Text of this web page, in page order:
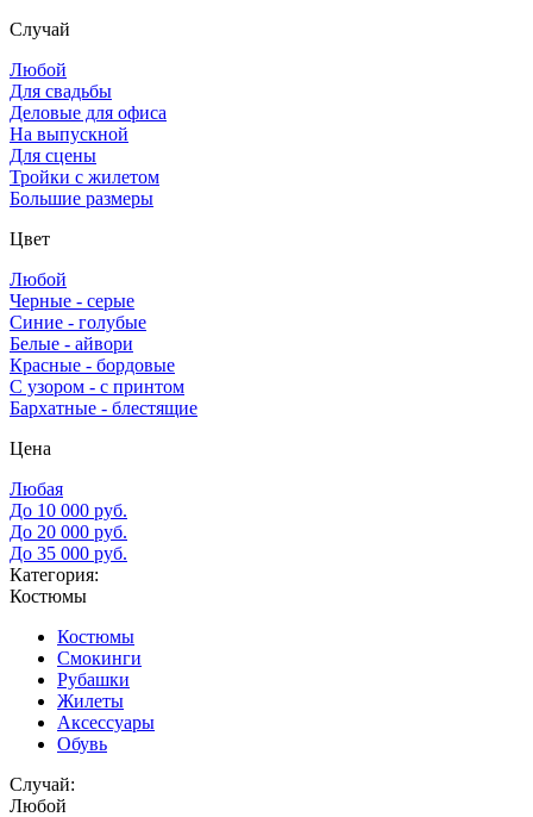
Случай
Любой
Для свадьбы
Деловые для офиса
На выпускной
Для сцены
Тройки с жилетом
Большие размеры
Цвет
Любой
Черные - серые
Синие - голубые
Белые - айвори
Красные - бордовые
С узором - с принтом
Бархатные - блестящие
Цена
Любая
До 10 000 руб.
До 20 000 руб.
До 35 000 руб.
Категория:
Костюмы
Костюмы
Смокинги
Рубашки
Жилеты
Аксессуары
Обувь
Случай:
Любой